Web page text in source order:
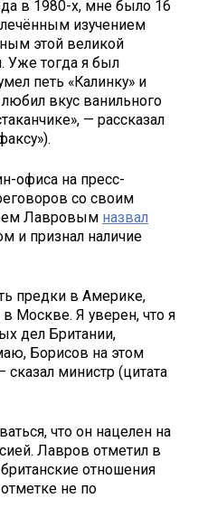
в 1980-х, мне было 16
изучением
этой великой
Уже тогда я был
петь «Калинку» и
вкус ванильного
— рассказал
офиса на пресс-
со своим
Лавровым назвал
и признал наличие
предки в Америке,
Москве. Я уверен, что я
дел Британии,
Борисов на этом
сказал министр (цитата
что он нацелен на
Лавров отметил в
отношения
не по